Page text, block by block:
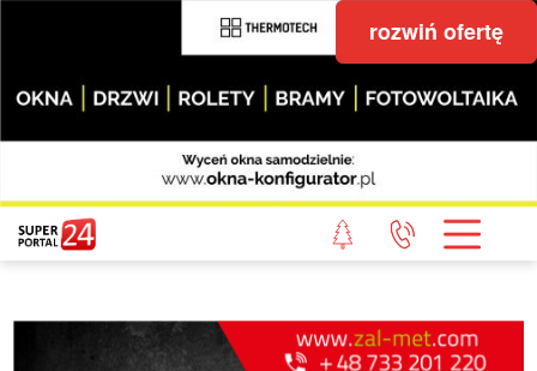
rozwiń ofertę